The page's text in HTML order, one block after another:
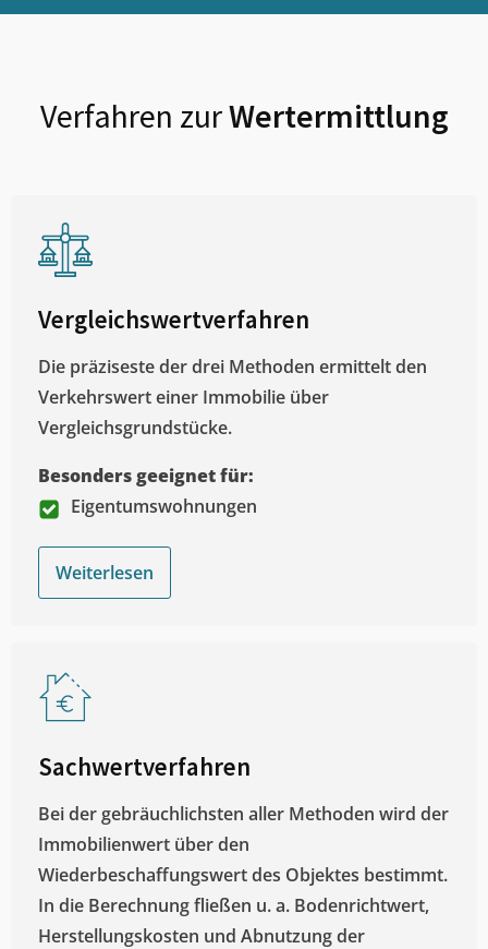
Verfahren zurWertermittlung
Vergleichswertverfahren
Die präziseste der drei Methoden ermittelt den
Verkehrswert einer Immobilie über
Vergleichsgrundstücke.
Besonders geeignet für:
Eigentumswohnungen
Weiterlesen
Sachwertverfahren
Bei der gebräuchlichsten aller Methoden wird der
Immobilienwert über den
Wiederbeschaffungswert des Objektes bestimmt.
In die Berechnung fließen u. a. Bodenrichtwert,
Herstellungskosten und Abnutzung der